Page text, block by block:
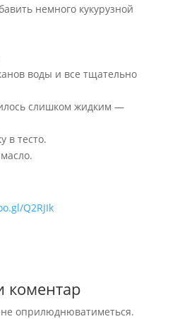
немного кукурузной
воды и все тщательно
слишком жидким —
в тесто.
Q2RJIk
коментар
оприлюднюватиметься.